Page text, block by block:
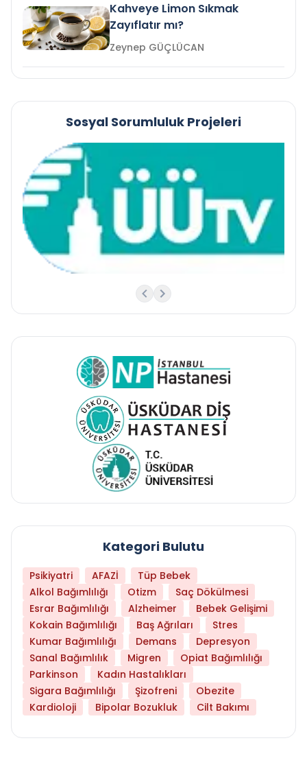
Kahveye Limon Sıkmak
Zayıflatır mı?
Zeynep GÜÇLÜCAN
Sosyal Sorumluluk Projeleri
Kategori Bulutu
Psikiyatri AFAZİ
Tüp Bebek
Alkol Bağımlılığı
Otizm
Saç Dökülmesi
Esrar Bağımlılığı
Alzheimer
Bebek Gelişimi
Kokain Bağımlılığı
Baş Ağrıları
Stres
Kumar Bağımlılığı
Demans
Depresyon
Sanal Bağımlılık
Migren
Opiat Bağımlılığı
Parkinson
Kadın Hastalıkları
Sigara Bağımlılığı
Şizofreni
Obezite
Kardioloji
Bipolar Bozukluk Cilt Bakımı